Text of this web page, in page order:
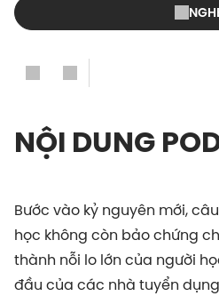
NỘI DUNG
Bước vào kỷ nguyên mới,
học không còn bảo chứng
thành nỗi lo lớn của người
đầu của các nhà tuyển